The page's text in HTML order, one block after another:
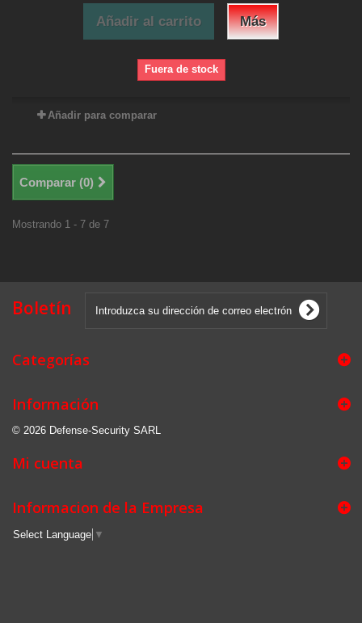
Añadir al carrito Más
Fuera de stock
Añadir para comparar
Comparar (0)
Mostrando 1 - 7 de 7
Boletín
Categorías
Información
© 2026 Defense-Security SARL
Mi cuenta
Informacion de la Empresa
Select Language ▼